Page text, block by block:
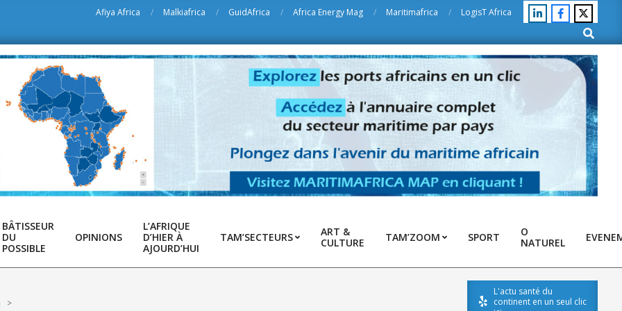
Afiya Africa Malkiafrica GuidAfrica Africa Energy Mag Maritimafrica
LogisT Africa
Search
BÂTISSEUR
DU
POSSIBLE
OPINIONS
L’AFRIQUE
D’HIER À
AJOURD’HUI
TAM’SECTEURS
ART &
CULTURE
TAM’ZOOM SPORT
O
NATUREL
>
L'actu santé du
continent en un seul clic